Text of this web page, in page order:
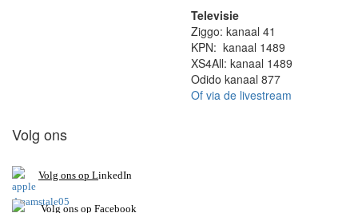
Televisie
Ziggo: kanaal 41
KPN: kanaal 1489
XS4All: kanaal 1489
Odido kanaal 877
Of via de livestream
Volg ons
Volg ons op LinkedIn
Volg ons op Facebook